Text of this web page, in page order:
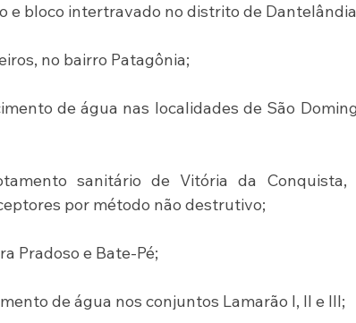
e bloco intertravado no distrito de
no bairro Patagônia;
de água nas localidades de São
sanitário de Vitória da Conquista,
por método não destrutivo;
Pradoso e Bate-Pé;
de água nos conjuntos Lamarão I, II e III;